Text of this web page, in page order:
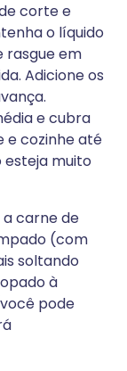
corte e
o líquido
rasgue em
Adicione os
e cubra
e cozinhe até
esteja muito
a carne de
(com
soltando
à
pode